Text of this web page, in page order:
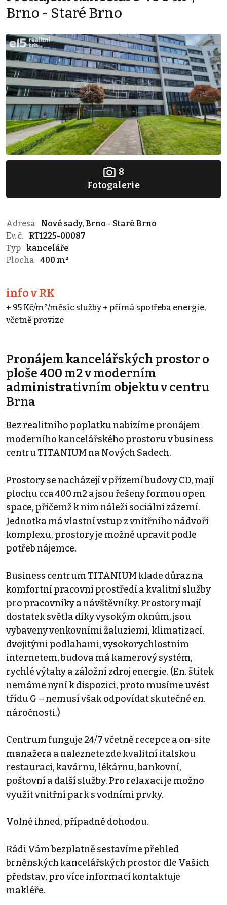
Brno - Staré Brno
8
Fotogalerie
Adresa
Nové sady, Brno - Staré Brno
Ev. č.
RT1225-00087
Typ
kanceláře
Plocha
400 m²
info v RK
+ 95 Kč/m²/měsíc služby + přímá spotřeba energie,
včetně provize
Pronájem kancelářských prostor o
ploše 400 m2 v moderním
administrativním objektu v centru
Brna
Bez realitního poplatku nabízíme pronájem
moderního kancelářského prostoru v business
centru TITANIUM na Nových Sadech.
Prostory se nacházejí v přízemí budovy CD, mají
plochu cca 400 m2 a jsou řešeny formou open
space, přičemž k nim náleží sociální zázemí.
Jednotka má vlastní vstup z vnitřního nádvoří
komplexu, prostory je možné upravit podle
potřeb nájemce.
Business centrum TITANIUM klade důraz na
komfortní pracovní prostředí a kvalitní služby
pro pracovníky a návštěvníky. Prostory mají
dostatek světla díky vysokým oknům, jsou
vybaveny venkovními žaluziemi, klimatizací,
dvojitými podlahami, vysokorychlostním
internetem, budova má kamerový systém,
rychlé výtahy a záložní zdroj energie. (En. štítek
nemáme nyní k dispozici, proto musíme uvést
třídu G – nemusí však odpovídat skutečné en.
náročnosti.)
Centrum funguje 24/7 včetně recepce a on-site
manažera a naleznete zde kvalitní italskou
restauraci, kavárnu, lékárnu, bankovní,
poštovní a další služby. Pro relaxaci je možno
využít vnitřní park s vodními prvky.
Volné ihned, případně dohodou.
Rádi Vám bezplatně sestavíme přehled
brněnských kancelářských prostor dle Vašich
představ, pro více informací kontaktuje
makléře.